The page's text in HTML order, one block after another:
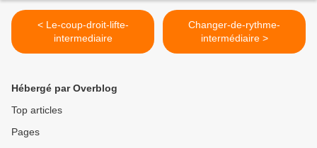
< Le-coup-droit-lifte-
intermediaire
Changer-de-rythme-
intermédiaire >
Hébergé par Overblog
Top articles
Pages